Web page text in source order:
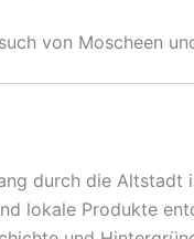
von Moscheen
durch die Altstadt
lokale Produkte